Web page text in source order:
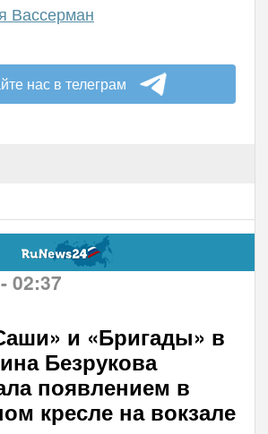
Вассерман
нас в телеграм
02:37
и «Бригады» в
Безрукова
появлением в
кресле на вокзале